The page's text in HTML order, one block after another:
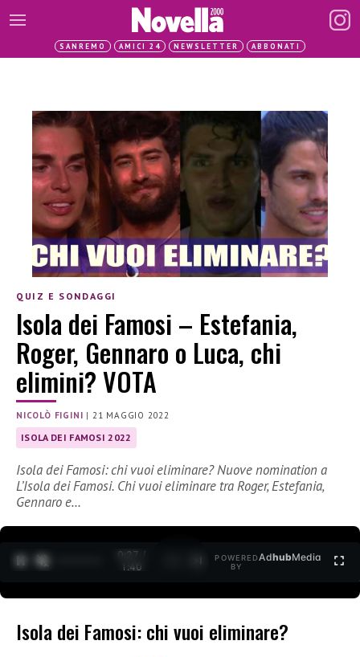
SANREMO AMICI 24 NEWSLETTER ABBONATI
QUIZ E SONDAGGI
Isola dei Famosi – Estefania,
Roger, Gennaro o Luca, chi
elimini? VOTA
NICOLÒ FIGINI | 21 MAGGIO 2022
ISOLA DEI FAMOSI 2022
Isola dei Famosi: chi vuoi eliminare? Nuove nomination a
L’Isola dei Famosi. Chi vuoi eliminare tra Roger, Estefania,
Gennaro e…
0:27 /
1:40
POWERED
BY
AdhubMedia
Isola dei Famosi: chi vuoi eliminare?